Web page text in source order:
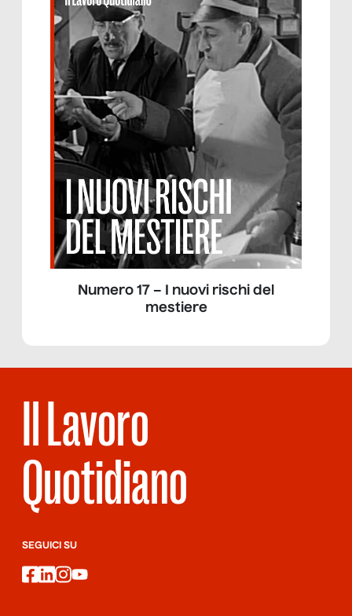
Numero 17 – I nuovi rischi del
mestiere
Il Lavoro
Quotidiano
SEGUICI SU
facebook
linkedin
instagram
youtube